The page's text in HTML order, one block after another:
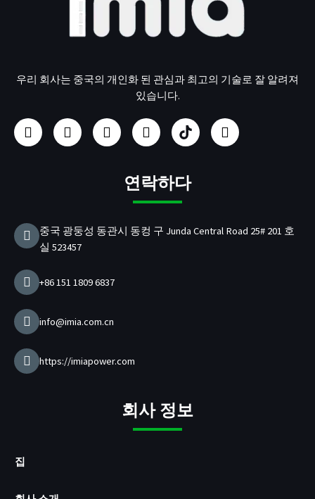
우리 회사는 중국의 개인화 된 관심과 최고의 기술로 잘 알려져
있습니다.
페
이
스
인
스
타
유
튜
브
링
크
드
U
S
B
P
D
전
기
트
위
터
연락하다
중국 광둥성 동관시 동컹 구 Junda Central Road 25# 201 호
실 523457
+86 151 1809 6837
info@imia.com.cn
https://imiapower.com
회사 정보
집